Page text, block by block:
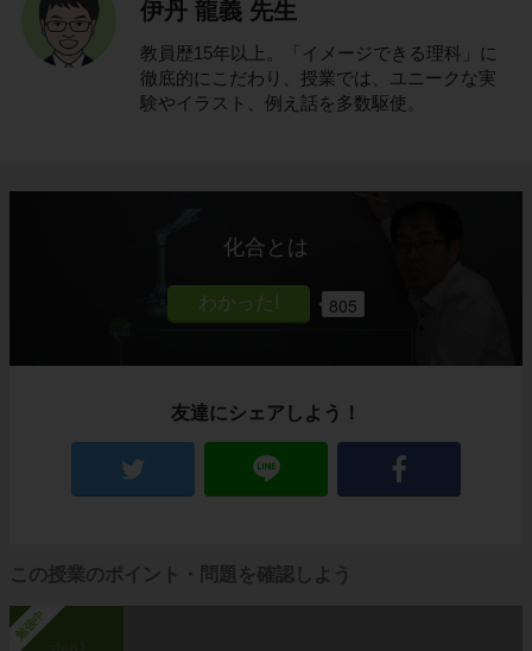
伊丹 龍義 先生
教員歴15年以上。「イメージできる理科」に
徹底的にこだわり、授業では、ユニークな実
験やイラスト、例え話を多数駆使。
化合とは
805
友達にシェアしよう！
この授業のポイント・問題を確認しよう
勉強中